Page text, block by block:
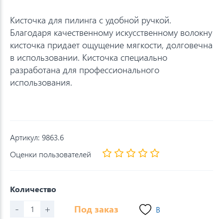
Кисточка для пилинга с удобной ручкой.
Благодаря качественному искусственному волокну
кисточка придает ощущение мягкости, долговечна
в использовании. Кисточка специально
разработана для профессионального
использования.
Артикул: 9863.6
Оценки пользователей
Количество
- + Под заказ
В